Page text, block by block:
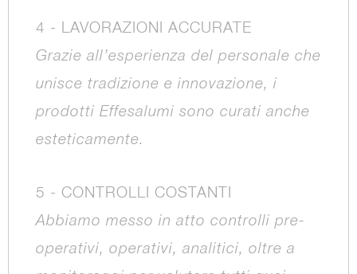
4 - LAVORAZIONI ACCURATE
Grazie all’esperienza del personale che
unisce tradizione e innovazione, i
prodotti Effesalumi sono curati anche
esteticamente.
5 - CONTROLLI COSTANTI
Abbiamo messo in atto controlli pre-
operativi, operativi, analitici, oltre a